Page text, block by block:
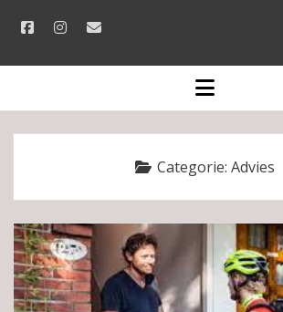
facebookinstagram
email
open
menu
Categorie: Advies